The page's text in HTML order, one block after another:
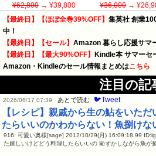
¥62,800→ ¥39,800 ¥36,000→
【最終日】【ほぼ全巻39%OFF】 集英社 創業
中！
【最終日】【セール】 Amazon 暮らし応援サマ
【最終日】【最大90%OFF】 Kindle本 サマーセ
Amazon・Kindleのセール情報まとめはこちら
注目の記
2026/06/17 07:39 あとで読む 🐦Tweet
【レシピ】親戚から生の鮎をいた
たらいいのかわからない！魚捌けな
916: 可愛い奥様[sage] 2012/10/29(月) 16:09:18.99
た嬉しいけどどう料理したらいいの 恥ずかしながら魚が